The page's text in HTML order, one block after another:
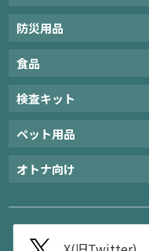
防災用品
食品
検査キット
ペット用品
オトナ向け